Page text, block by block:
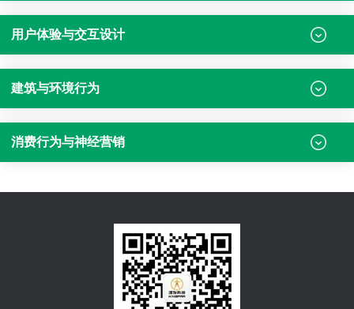
用户体验与交互设计
建筑与环境行为
消费行为与神经营销